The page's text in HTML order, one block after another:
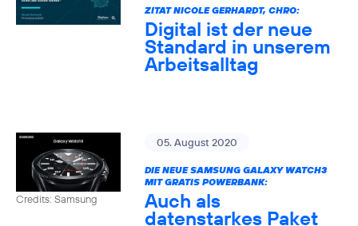
ZITAT NICOLE GERHARDT, CHRO:
Digital ist der neue
Standard in unserem
Arbeitsalltag
Credits: Samsung
05. August 2020
DIE NEUE SAMSUNG GALAXY WATCH3
MIT GRATIS POWERBANK:
Auch als
datenstarkes Paket